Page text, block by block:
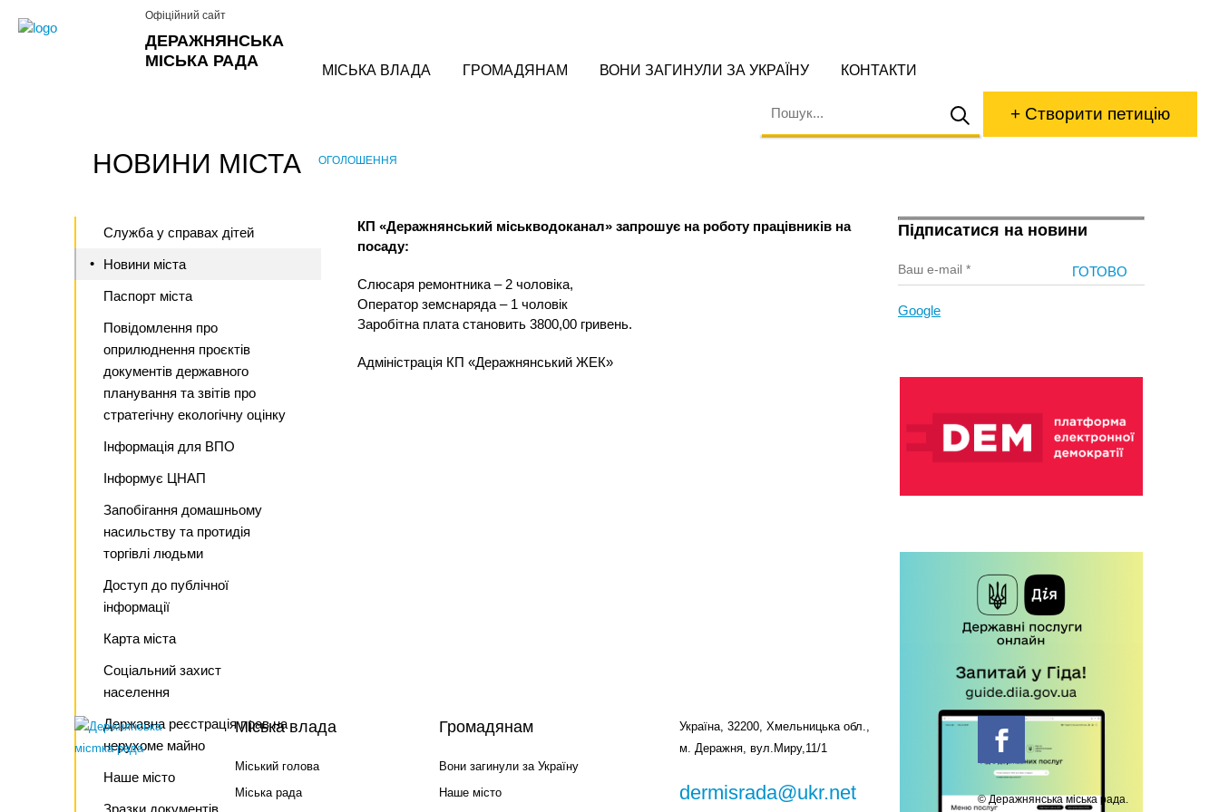
ДЕРАЖНЯНСЬКА
МІСЬКА РАДА
Офіційний сайт
МІСЬКА ВЛАДА ГРОМАДЯНАМ ВОНИ ЗАГИНУЛИ ЗА УКРАЇНУ КОНТАКТИ
+ Створити петицію
НОВИНИ МІСТА ОГОЛОШЕННЯ
Служба у справах дітей
Новини міста
Паспорт міста
Повідомлення про
оприлюднення проєктів
документів державного
планування та звітів про
стратегічну екологічну оцінку
Інформація для ВПО
Інформує ЦНАП
Запобігання домашньому
насильству та протидія
торгівлі людьми
Доступ до публічної
інформації
Карта міста
Соціальний захист
населення
Державна реєстрація прав на
нерухоме майно
Наше місто
Зразки документів
Підписатися на новини
Google
КП «Деражнянський міськводоканал» запрошує на роботу працівників на
посаду:
Слюсаря ремонтника – 2 чоловіка,
Оператор земснаряда – 1 чоловік
Заробітна плата становить 3800,00 гривень.
Адміністрація КП «Деражнянський ЖЕК»
Міська влада
Міський голова
Міська рада
Громадянам
Вони загинули за Україну
Наше місто
Україна, 32200, Хмельницька обл.,
м. Деражня, вул.Миру,11/1
dermisrada@ukr.net
© Деражнянська міська рада.